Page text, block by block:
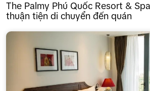
The Palmy Phú Quốc Resort &
thuận tiện di chuyển đến quán